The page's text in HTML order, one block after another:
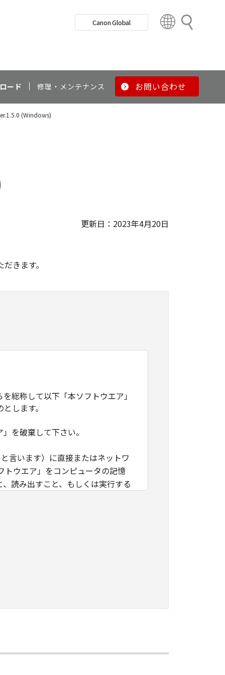
検
Canon Global
t
y
ード 修理・メンテナンス お問い合わせ
(Windows)
更新日：2023年4月20日
きます。
総称して以下「本ソフトウエア」
します。
を破棄して下さい。
言います）に直接またはネットワ
ウエア」をコンピュータの記憶
読み出すこと、もしくは実行する
ソフトウエア」を使用もしくは利
、逆コンパイルまたは逆アセンブ
かなる権利もお客様に付与するも
ノンのライセンサーに帰属しま